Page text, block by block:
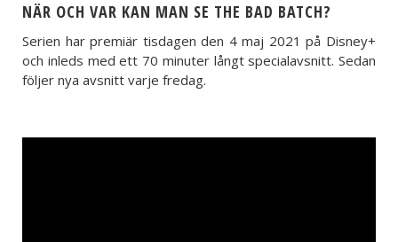
NÄR OCH VAR KAN MAN SE THE BAD BATCH?
Serien har premiär tisdagen den 4 maj 2021 på Disney+
och inleds med ett 70 minuter långt specialavsnitt. Sedan
följer nya avsnitt varje fredag.